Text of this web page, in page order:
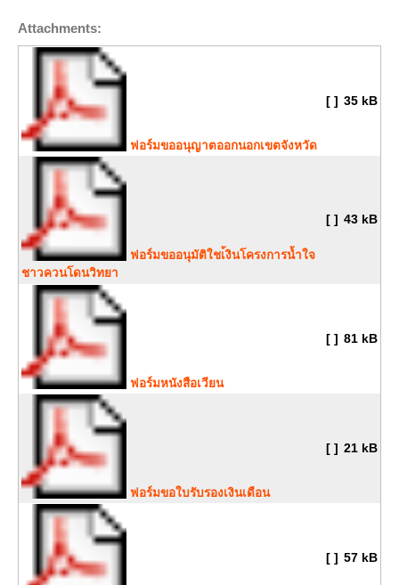
Attachments:
ฟอร์มขออนุญาตออกนอกเขตจังหวัด
[ ] 35 kB
ฟอร์มขออนุมัติใชเ้งินโครงการน้ำใจ
ชาวควนโดนวิทยา
[ ] 43 kB
ฟอร์มหนังสือเวียน
[ ] 81 kB
ฟอร์มขอใบรับรองเงินเดือน
[ ] 21 kB
[ ] 57 kB